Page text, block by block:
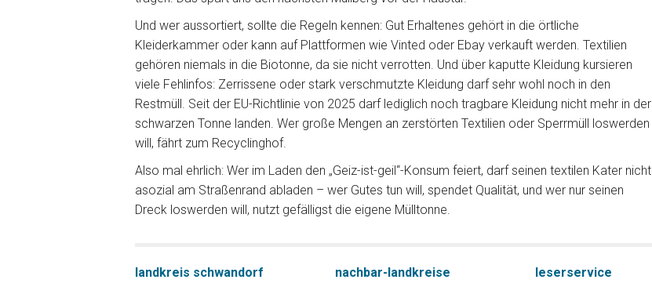
Und wer aussortiert, sollte die Regeln kennen: Gut Erhaltenes gehört in die örtliche
Kleiderkammer oder kann auf Plattformen wie Vinted oder Ebay verkauft werden. Textilien
gehören niemals in die Biotonne, da sie nicht verrotten. Und über kaputte Kleidung kursieren
viele Fehlinfos: Zerrissene oder stark verschmutzte Kleidung darf sehr wohl noch in den
Restmüll. Seit der EU-Richtlinie von 2025 darf lediglich noch tragbare Kleidung nicht mehr in der
schwarzen Tonne landen. Wer große Mengen an zerstörten Textilien oder Sperrmüll loswerden
will, fährt zum Recyclinghof.
Also mal ehrlich: Wer im Laden den „Geiz-ist-geil“-Konsum feiert, darf seinen textilen Kater nicht
asozial am Straßenrand abladen – wer Gutes tun will, spendet Qualität, und wer nur seinen
Dreck loswerden will, nutzt gefälligst die eigene Mülltonne.
landkreis schwandorf nachbar-landkreise leserservice